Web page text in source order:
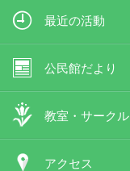
最近の活動
公民館だより
教室・サークル
アクセス